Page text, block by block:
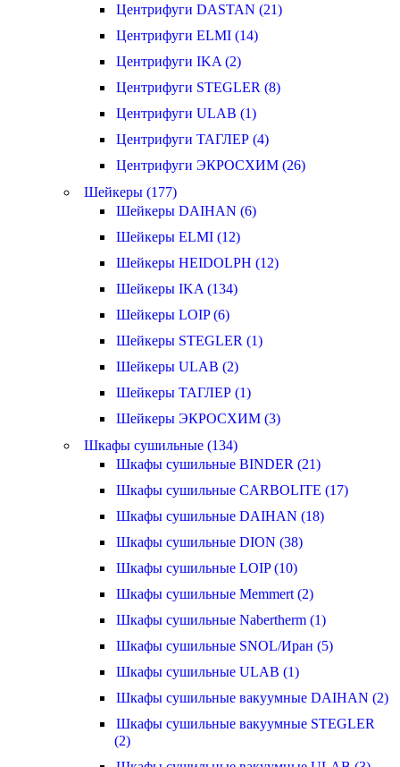
Центрифуги DASTAN (21)
Центрифуги ELMI (14)
Центрифуги IKA (2)
Центрифуги STEGLER (8)
Центрифуги ULAB (1)
Центрифуги ТАГЛЕР (4)
Центрифуги ЭКРОСХИМ (26)
Шейкеры (177)
Шейкеры DAIHAN (6)
Шейкеры ELMI (12)
Шейкеры HEIDOLPH (12)
Шейкеры IKA (134)
Шейкеры LOIP (6)
Шейкеры STEGLER (1)
Шейкеры ULAB (2)
Шейкеры ТАГЛЕР (1)
Шейкеры ЭКРОСХИМ (3)
Шкафы сушильные (134)
Шкафы сушильные BINDER (21)
Шкафы сушильные CARBOLITE (17)
Шкафы сушильные DAIHAN (18)
Шкафы сушильные DION (38)
Шкафы сушильные LOIP (10)
Шкафы сушильные Memmert (2)
Шкафы сушильные Nabertherm (1)
Шкафы сушильные SNOL/Иран (5)
Шкафы сушильные ULAB (1)
Шкафы сушильные вакуумные DAIHAN (2)
Шкафы сушильные вакуумные STEGLER
(2)